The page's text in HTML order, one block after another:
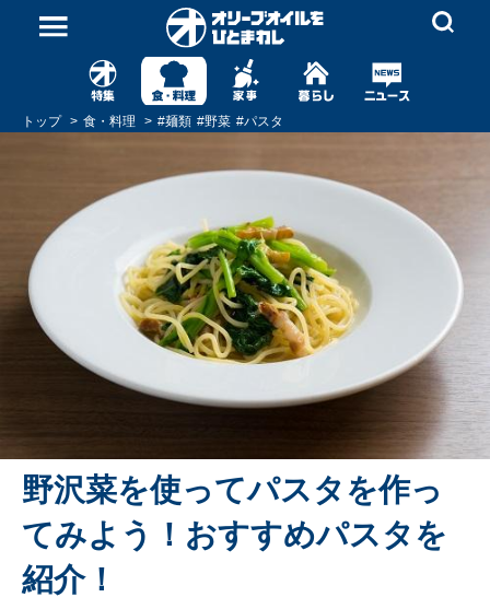
トップ 食・料理 #麺類 #野菜 #パスタ
野沢菜を使ってパスタを作っ
てみよう！おすすめパスタを
紹介！